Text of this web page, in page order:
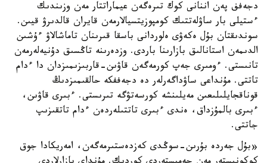
دجەفف پەن اننانى كوك تىرەگەن عيماراتتار مەن وزىندىك
ءستيلى بار ساۋلەتتىك كومپوزيتسيالارمەن قايران قالدىرۋ قيىن.
سوندىقتان بۇل ەكەۋى ەلوردانى باسقا قىرىنان تاماشالاۋ ءۇشىن
الدىمەن استانالىق بازارىنا باردى. وزدەرىنە تاڭسىق دۇنيەلەرمەن
تانىستى. ءومىرى جەپ كورمەگەن قاۋىن-قاربىزىمىزدان دا ءدام
تاتتى. مۇنداعى ساۋداگەرلەر دە دجەففكە حالقىمىزدىڭ
قوناقجايلىلىعىن مەيلىنشە كورسەتۋگە تىرىستى. ءبىرى قاۋىن،
ءبىرى بالمۇزداق، ەندى ءبىرى تاتتىلەردەن ءدام تاتقىزىپ
جاتتى.
«بۇل جەردە بۇرىن-سوڭدى كەزدەستىرمەگەن، امەريكادا جوق